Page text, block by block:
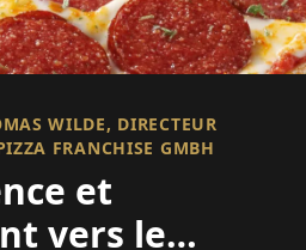
WILDE, DIRECTEUR
FRANCHISE GMBH
et
vers le